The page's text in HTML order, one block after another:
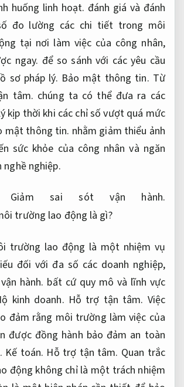
huống linh hoạt. đánh giá và đánh
đo lường các chi tiết trong môi
tại nơi làm việc của công nhân,
ngay. để so sánh với các yêu cầu
sơ pháp lý. Bảo mật thông tin. Từ
tâm. chúng ta có thể đưa ra các
kịp thời khi các chỉ số vượt quá mức
mật thông tin. nhằm giảm thiểu ảnh
sức khỏe của công nhân và ngăn
nghề nghiệp.
Giảm sai sót vận hành.
trường lao động là một nhiệm vụ
đối với đa số các doanh nghiệp,
hành. bất cứ quy mô và lĩnh vực
kinh doanh. Hỗ trợ tận tâm. Việc
đảm rằng môi trường làm việc của
được đồng hành bảo đảm an toàn
Kế toán. Hỗ trợ tận tâm. Quan trắc
động không chỉ là một trách nhiệm